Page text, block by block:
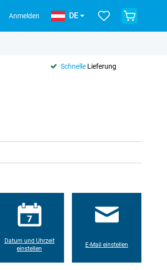
Anmelden DE
SchnelleLieferung
Datum und Uhrzeit
einstellen
E-Mail einstellen